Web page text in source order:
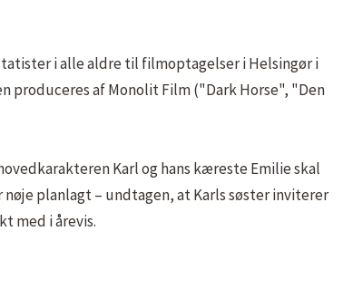
i alle aldre til filmoptagelser i Helsingør i
produceres af Monolit Film ("Dark Horse", "Den
Karl og hans kæreste Emilie skal
planlagt – undtagen, at Karls søster inviterer
med i årevis.